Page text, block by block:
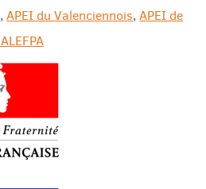
,APEI du Valenciennois,APEI de
ALEFPA